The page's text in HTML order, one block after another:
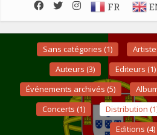
FR
Sans catégories (1)
Auteurs (3)
Editeurs (1)
Événements archivés (5)
Concerts (1)
Distribution
Editions (4)